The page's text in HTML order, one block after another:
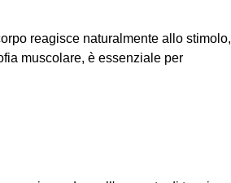
reagisce naturalmente allo stimolo,
muscolare, è essenziale per